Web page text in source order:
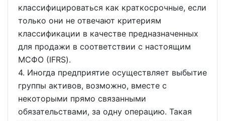
классифицироваться как краткосрочные, если
только они не отвечают критериям
классификации в качестве предназначенных
для продажи в соответствии с настоящим
МСФО (IFRS).
4. Иногда предприятие осуществляет выбытие
группы активов, возможно, вместе с
некоторыми прямо связанными
обязательствами, за одну операцию. Такая